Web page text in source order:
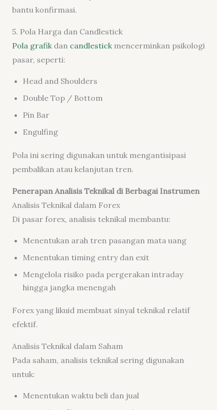
bantu konfirmasi.
5. Pola Harga dan Candlestick
Pola grafikdan candlestickmencerminkan psikologi
pasar, seperti:
Head and Shoulders
Double Top / Bottom
Pin Bar
Engulfing
Pola ini sering digunakan untuk mengantisipasi
pembalikan atau kelanjutan tren.
Penerapan Analisis Teknikal di Berbagai Instrumen
Analisis Teknikal dalam Forex
Di pasar forex, analisis teknikal membantu:
Menentukan arah tren pasangan mata uang
Menentukan timing entry dan exit
Mengelola risiko pada pergerakan intraday
hingga jangka menengah
Forex yang likuid membuat sinyal teknikal relatif
efektif.
Analisis Teknikal dalam Saham
Pada saham, analisis teknikal sering digunakan
untuk:
Menentukan waktu beli dan jual